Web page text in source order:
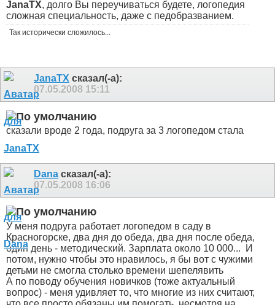
JanaTX, долго Вы переучиваться будете, логопедия
сложная специальность, даже с педобразванием.
Так исторически сложилось...
JanaTX сказал(-а):
07.05.2008 15:11
сказали вроде 2 года, подруга за 3 логопедом стала
Dana сказал(-а):
07.05.2008 16:06
У меня подруга работает логопедом в саду в
Красногорске, два дня до обеда, два дня после обеда,
один день - методический. Зарплата около 10 000...
И
потом, нужно чтобы это нравилось, я бы вот с чужими
детьми не смогла столько времени шепелявить
А по поводу обучения новичков (тоже актуальный
вопрос) - меня удивляет то, что многие из них считают,